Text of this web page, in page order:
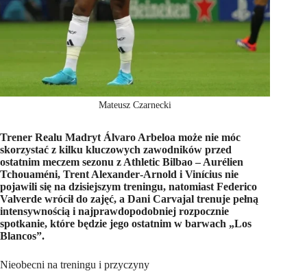
Mateusz Czarnecki
Trener Realu Madryt Álvaro Arbeloa może nie móc
skorzystać z kilku kluczowych zawodników przed
ostatnim meczem sezonu z Athletic Bilbao – Aurélien
Tchouaméni, Trent Alexander‑Arnold i Vinícius nie
pojawili się na dzisiejszym treningu, natomiast Federico
Valverde wrócił do zajęć, a Dani Carvajal trenuje pełną
intensywnością i najprawdopodobniej rozpocznie
spotkanie, które będzie jego ostatnim w barwach „Los
Blancos”.
Nieobecni na treningu i przyczyny